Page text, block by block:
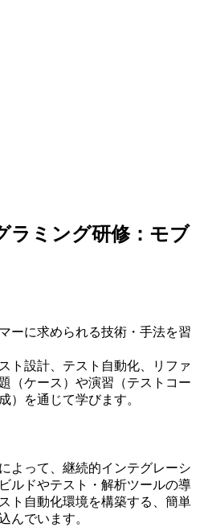
ラミング研修：モブ
ーに求められる技術・手法を習
ト設計、テスト自動化、リファ
（ケース）や演習（テストコー
）を通じて学びます。
よって、継続的インテグレーシ
ルドやテスト・解析ツールの導
ト自動化環境を構築する、簡単
んでいます。